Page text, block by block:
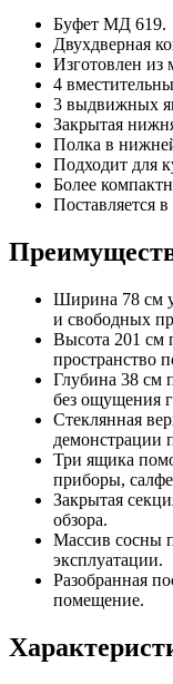
Буфет МД 619.
Двухдверная
Изготовлен из
4
3 выдвижных
Закрытая
Полка в
Подходит для
Более
Поставляется
Ширина 78 см
и свободных
Высота 201 см
пространство
Глубина 38 см
без ощущения
Стеклянная
демонстрации
Три ящика
приборы,
Закрытая
обзора.
Массив сосны
эксплуатации.
Разобранная
помещение.